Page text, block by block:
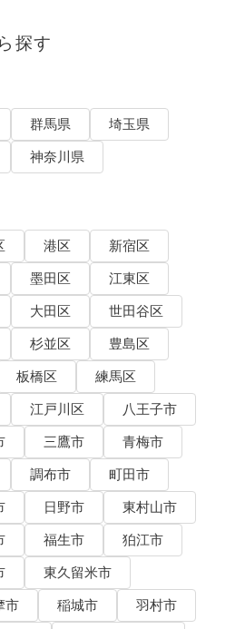
探す
群馬県
埼玉県
神奈川県
港区
新宿区
墨田区
江東区
大田区
世田谷区
杉並区
豊島区
板橋区
練馬区
江戸川区
八王子市
三鷹市
青梅市
調布市
町田市
日野市
東村山市
福生市
狛江市
東久留米市
市 稲城市
羽村市